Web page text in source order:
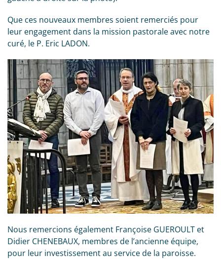
Que ces nouveaux membres soient remerciés pour
leur engagement dans la mission pastorale avec notre
curé, le P. Eric LADON.
Nous remercions également Françoise GUEROULT et
Didier CHENEBAUX, membres de l’ancienne équipe,
pour leur investissement au service de la paroisse.